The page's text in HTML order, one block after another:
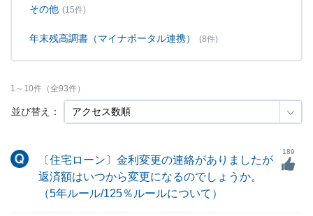
その他 (15件)
年末残高調書（マイナポータル連携） (8件)
並び替え：
1 ～ 10件（全93件）
〔住宅ローン〕金利変更の連絡がありましたが
返済額はいつから変更になるのでしょうか。
（5年ルール/125％ルールについて）
189